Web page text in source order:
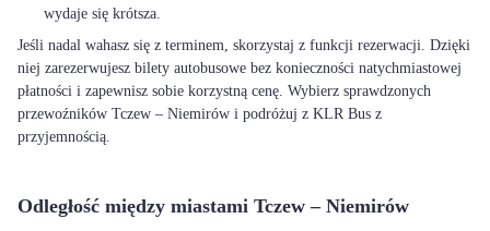
wydaje się krótsza.
Jeśli nadal wahasz się z terminem, skorzystaj z funkcji rezerwacji. Dzięki
niej zarezerwujesz bilety autobusowe bez konieczności natychmiastowej
płatności i zapewnisz sobie korzystną cenę. Wybierz sprawdzonych
przewoźników Tczew – Niemirów i podróżuj z KLR Bus z
przyjemnością.
Odległość między miastami Tczew – Niemirów